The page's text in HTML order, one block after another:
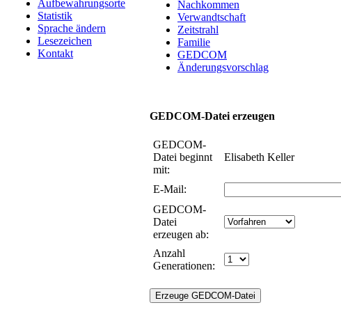
Aufbewahrungsorte
Statistik
Sprache ändern
Lesezeichen
Kontakt
Nachkommen
Verwandtschaft
Zeitstrahl
Familie
GEDCOM
Änderungsvorschlag
GEDCOM-Datei erzeugen
GEDCOM-
Datei beginnt
mit:
Elisabeth Keller
E-Mail:
GEDCOM-
Datei
erzeugen ab:
Anzahl
Generationen: